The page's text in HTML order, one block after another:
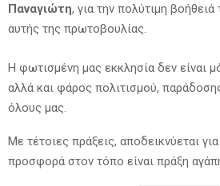
Παναγιώτη, για την πολύτιμη
αυτής της πρωτοβουλίας.
Η φωτισμένη μας εκκλησία δεν είναι
αλλά και φάρος πολιτισμού,
όλους μας.
Με τέτοιες πράξεις, αποδεικνύεται
προσφορά στον τόπο είναι πράξη